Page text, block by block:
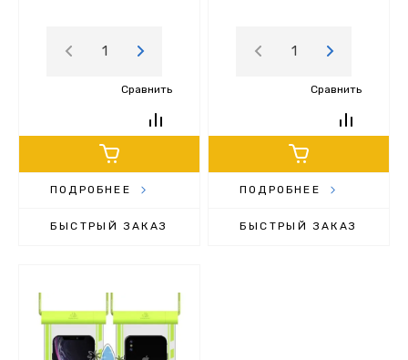
Сравнить
ПОДРОБНЕЕ
БЫСТРЫЙ ЗАКАЗ
Сравнить
ПОДРОБНЕЕ
БЫСТРЫЙ ЗАКАЗ